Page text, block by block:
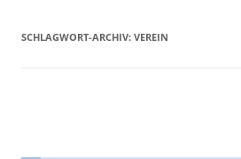
SCHLAGWORT-ARCHIV: VEREIN